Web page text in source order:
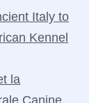
Italy to
Kennel
la